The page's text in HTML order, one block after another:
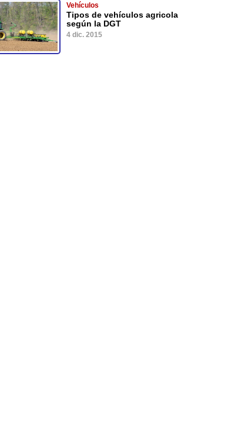
Vehículos
Tipos de vehículos agricola
según la DGT
4 dic. 2015